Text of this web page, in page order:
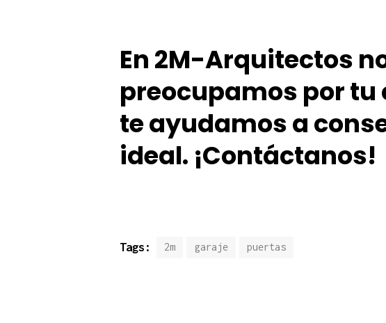
En 2M-Arquitectos
preocupamos por
te ayudamos a
ideal. ¡Contáctanos!
Tags: 2m garaje puertas